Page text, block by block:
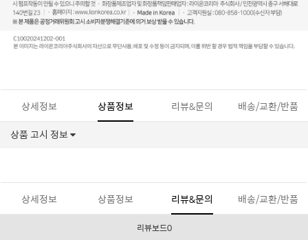
상세정보 상품정보 리뷰&문의
배송/교환/반품
상품 고시 정보
상세정보 상품정보 리뷰&문의 배송/교환/반품
리뷰보드0